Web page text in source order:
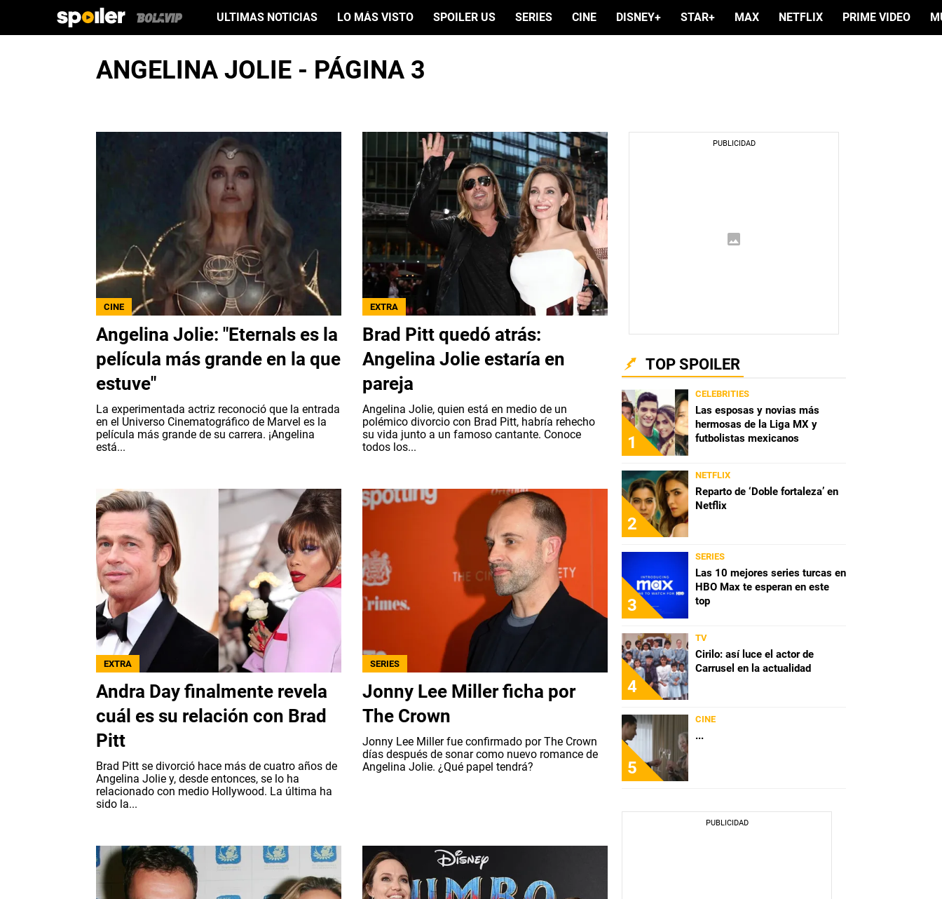
ULTIMAS NOTICIAS LO MÁS VISTO SPOILER US SERIES CINE DISNEY+ STAR+ MAX NETFLIX PRIME VIDEO
ANGELINA JOLIE - PÁGINA 3
CINE
Angelina Jolie: "Eternals es la
película más grande en la que
estuve"
La experimentada actriz reconoció que la entrada
en el Universo Cinematográfico de Marvel es la
película más grande de su carrera. ¡Angelina
está...
EXTRA
Brad Pitt quedó atrás:
Angelina Jolie estaría en
pareja
Angelina Jolie, quien está en medio de un
polémico divorcio con Brad Pitt, habría rehecho
su vida junto a un famoso cantante. Conoce
todos los...
EXTRA
Andra Day finalmente revela
cuál es su relación con Brad
Pitt
Brad Pitt se divorció hace más de cuatro años de
Angelina Jolie y, desde entonces, se lo ha
relacionado con medio Hollywood. La última ha
sido la...
SERIES
Jonny Lee Miller ficha por
The Crown
Jonny Lee Miller fue confirmado por The Crown
días después de sonar como nuevo romance de
Angelina Jolie. ¿Qué papel tendrá?
TOP SPOILER
1
CELEBRITIES
Las esposas y novias más
hermosas de la Liga MX y
futbolistas mexicanos
2
NETFLIX
Reparto de ‘Doble fortaleza’ en
Netflix
3
SERIES
Las 10 mejores series turcas en
HBO Max te esperan en este
top
4
TV
Cirilo: así luce el actor de
Carrusel en la actualidad
5
CINE
...